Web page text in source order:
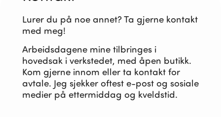
Lurer du på noe annet? Ta gjerne kontakt
med meg!
Arbeidsdagene mine tilbringes i
hovedsak i verkstedet, med åpen butikk.
Kom gjerne innom eller ta kontakt for
avtale. Jeg sjekker oftest e-post og sosiale
medier på ettermiddag og kveldstid.